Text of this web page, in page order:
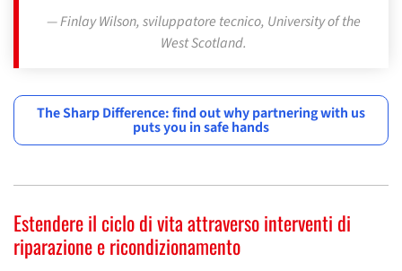
Finlay Wilson, sviluppatore tecnico, University of the
West Scotland.
The Sharp Difference: find out why partnering with us
puts you in safe hands
Estendere il ciclo di vita attraverso interventi di
riparazione e ricondizionamento